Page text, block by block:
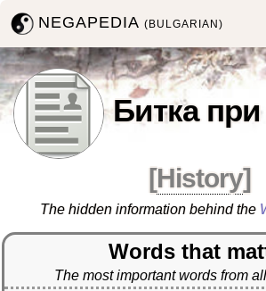
NEGAPEDIA(BULGARIAN)
Битка
[History]
The hidden information behind the
Words that
The most important words from